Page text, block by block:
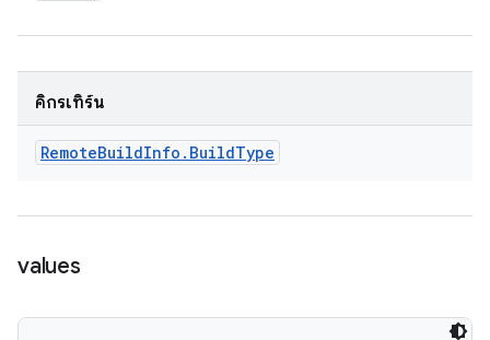
คิกรีเทิร์น
RemoteBuildInfo . BuildType
values